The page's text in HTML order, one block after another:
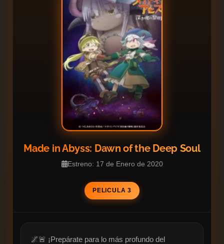
Made in Abyss: Dawn of the Deep Soul
Estreno: 17 de Enero de 2020
PELICULA 3
🌌🚨 ¡Prepárate para lo más profundo del